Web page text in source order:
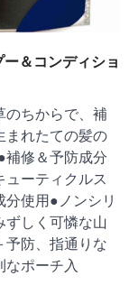
＆コンディショ
のちからで、補
まれたての髪の
補修＆予防成分
ューティクルス
使用●ノンシリ
ずしく可憐な山
予防、指通りな
ポーチ入